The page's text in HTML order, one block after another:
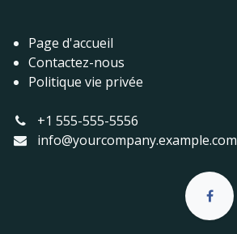
Page d'accueil
Contactez-nous
Politique vie privée
+1 555-555-5556
info@yourcompany.example.com